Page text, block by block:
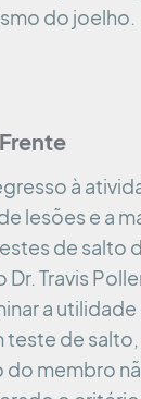
do joelho.
à
lesões e a
de salto
Travis
a
teste de
do membro